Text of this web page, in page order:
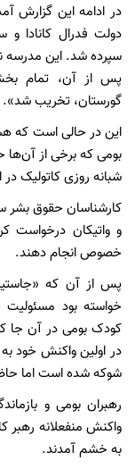
پس از آن، تمام
گورستان، تخریب شد».
بومی که برخی از
شبانه‌ روزی کاتولیک
کارشناسان حقوق بشر
و واتیکان درخواست
خصوص انجام دهند.
پس از آن که «جاستین
کودک بومی در آن جا
در اولین واکنش خود
شوکه شده است اما
رهبران بومی و
واکنش منفعلانه
به خشم آمدند.